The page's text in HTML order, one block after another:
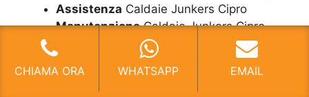
Assistenza Caldaie Junkers Cipro
ManutenzioneCaldaie Junkers Cipro
Caldaie Junkers Cipro
Pronto Intervento
Caldaie Junkers Cipro
SostituzioneCaldaie Junkers Cipro
CHIAMA ORA WHATSAPP EMAIL